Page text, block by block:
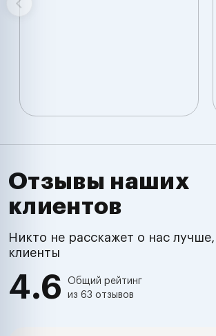
Отзывы наших
клиентов
Никто не расскажет о нас
клиенты
4.6
Общий рейтинг
из 63 отзывов